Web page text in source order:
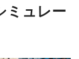
ミュレー